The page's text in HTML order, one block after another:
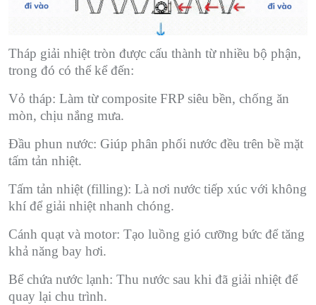
Tháp giải nhiệt tròn được cấu thành từ nhiều bộ phận,
trong đó có thể kể đến:
Vỏ tháp: Làm từ composite FRP siêu bền, chống ăn
mòn, chịu nắng mưa.
Đầu phun nước: Giúp phân phối nước đều trên bề mặt
tấm tản nhiệt.
Tấm tản nhiệt (filling): Là nơi nước tiếp xúc với không
khí để giải nhiệt nhanh chóng.
Cánh quạt và motor: Tạo luồng gió cưỡng bức để tăng
khả năng bay hơi.
Bể chứa nước lạnh: Thu nước sau khi đã giải nhiệt để
quay lại chu trình.